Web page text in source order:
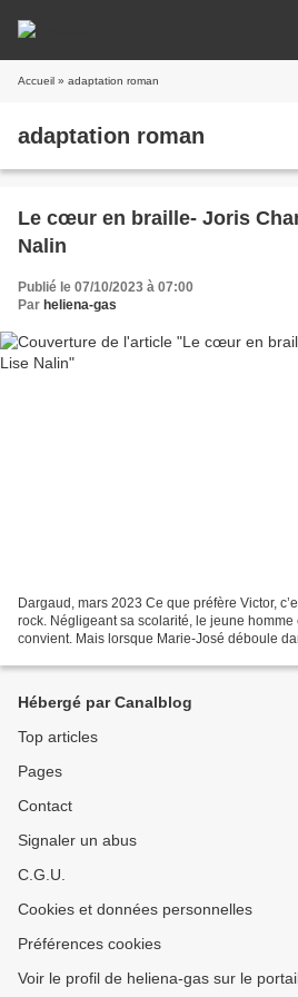
Accueil » adaptation roman
adaptation roman
Le cœur en braille- Joris
Nalin
Publié le 07/10/2023 à 07:00
Par heliena-gas
Dargaud, mars 2023 Ce que préfère Victor,
rock. Négligeant sa scolarité, le jeune
convient. Mais lorsque Marie-José déboule
Hébergé par Canalblog
Top articles
Pages
Contact
Signaler un abus
C.G.U.
Cookies et données personnelles
Préférences cookies
Voir le profil de heliena-gas sur le